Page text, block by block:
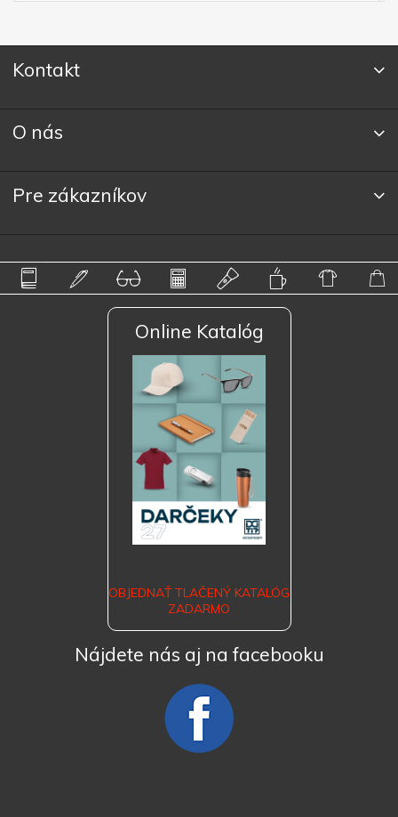
Kontakt
O nás
Pre zákazníkov
Online Katalóg
OBJEDNAŤ TLAČENÝ KATALÓG
ZADARMO
Nájdete nás aj na facebooku